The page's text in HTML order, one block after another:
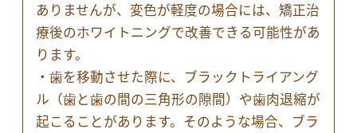
ありませんが、変色が軽度の場合には、矯正治
療後のホワイトニングで改善できる可能性があ
ります。
・歯を移動させた際に、ブラックトライアング
ル（歯と歯の間の三角形の隙間）や歯肉退縮が
起こることがあります。そのような場合、ブラ